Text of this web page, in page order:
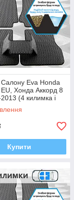
Eva Honda
Хонда Аккорд 8
(4 килимка і
задніми, багато
Єва)
Купити